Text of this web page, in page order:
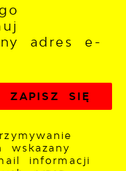
adres e-
wskazany
informacji